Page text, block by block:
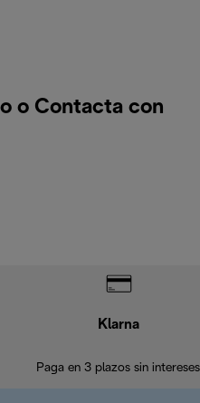
o Contacta con
Klarna
Paga en 3 plazos sin intereses